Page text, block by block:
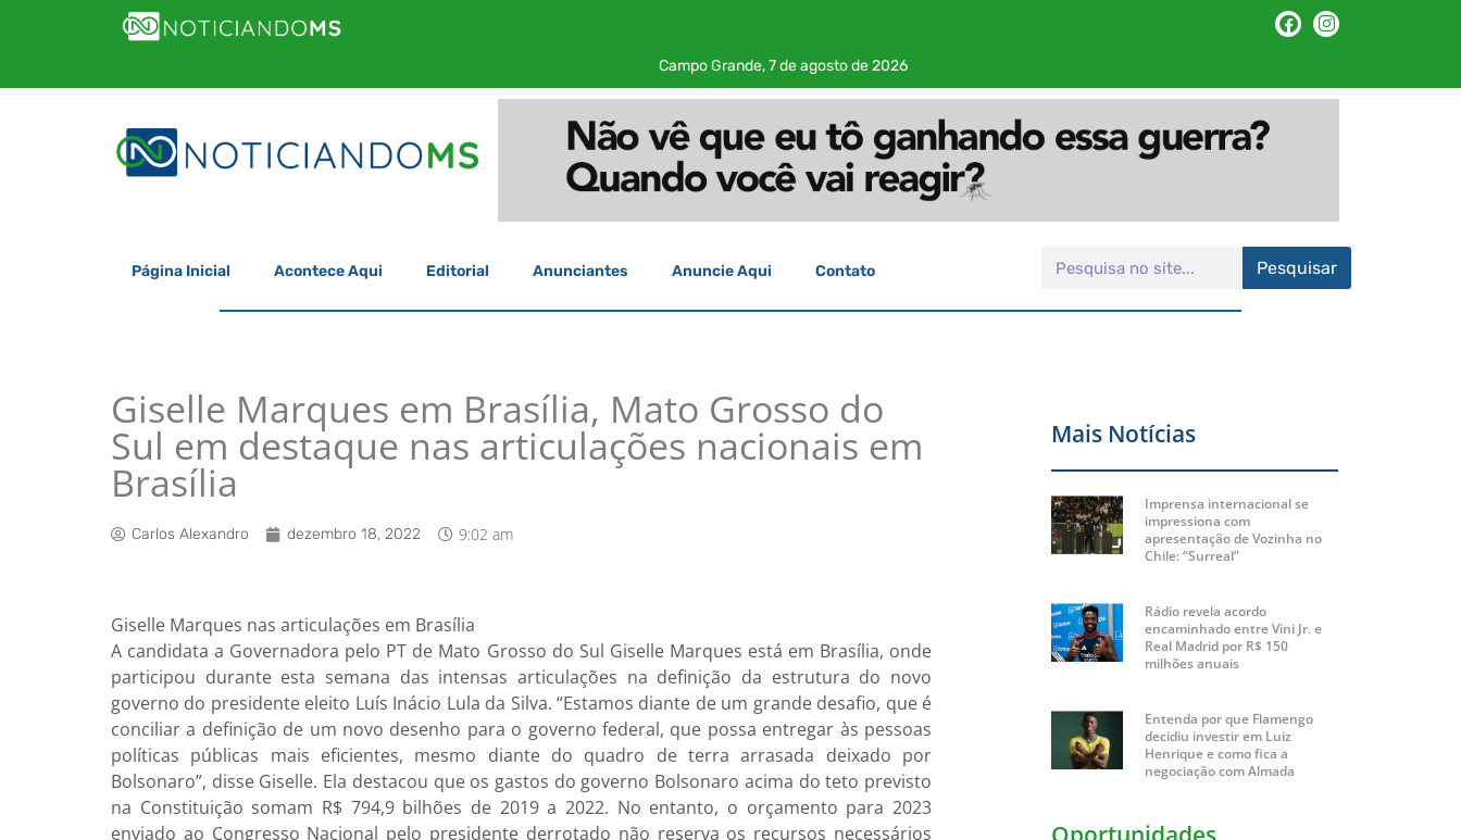
Campo Grande, 7 de agosto de 2026
Página Inicial Acontece Aqui Editorial Anunciantes Anuncie Aqui Contato Pesquisar
Giselle Marques em Brasília, Mato Grosso do
Sul em destaque nas articulações nacionais em
Brasília
Carlos Alexandro dezembro 18, 2022 9:02 am
Giselle Marques nas articulações em Brasília
A candidata a Governadora pelo PT de Mato Grosso do Sul Giselle Marques está em Brasília, onde
participou durante esta semana das intensas articulações na definição da estrutura do novo
governo do presidente eleito Luís Inácio Lula da Silva. “Estamos diante de um grande desafio, que é
conciliar a definição de um novo desenho para o governo federal, que possa entregar às pessoas
políticas públicas mais eficientes, mesmo diante do quadro de terra arrasada deixado por
Bolsonaro”, disse Giselle. Ela destacou que os gastos do governo Bolsonaro acima do teto previsto
na Constituição somam R$ 794,9 bilhões de 2019 a 2022. No entanto, o orçamento para 2023
enviado ao Congresso Nacional pelo presidente derrotado não reserva os recursos necessários
Mais Notícias
Imprensa internacional se
impressiona com
apresentação de Vozinha no
Chile: “Surreal”
Rádio revela acordo
encaminhado entre Vini Jr. e
Real Madrid por R$ 150
milhões anuais
Entenda por que Flamengo
decidiu investir em Luiz
Henrique e como fica a
negociação com Almada